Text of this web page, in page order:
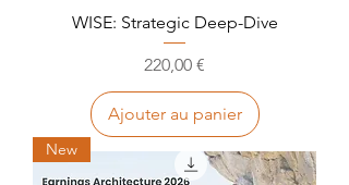
WISE: Strategic Deep-Dive
Prix
220,00 €
Ajouter au panier
New